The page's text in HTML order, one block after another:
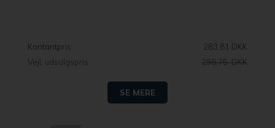
Kontantpris
283,81 DKK
Vejl. udsalgspris
298,75 DKK
SE MERE